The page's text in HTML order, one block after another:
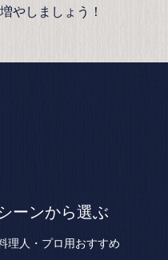
やしましょう！
ーンから選ぶ
理人・プロ用おすすめ